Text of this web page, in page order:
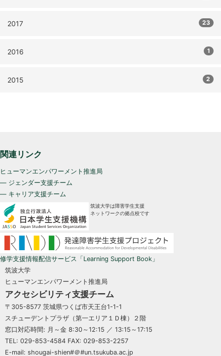
2017 23
2016 1
2015 2
関連リンク
ヒューマンエンパワーメント推進局
— ジェンダー支援チーム
— キャリア支援チーム
筑波大学は障害学生支援
ネットワークの拠点校です
修学支援情報配信サービス「Learning Support Book」
筑波大学
ヒューマンエンパワーメント推進局
アクセシビリティ支援チーム
〒305-8577 茨城県つくば市天王台1-1-1
スチューデントプラザ（第一エリア１Ｄ棟）２階
窓口対応時間: 月～金 8:30～12:15 ／ 13:15～17:15
TEL: 029-853-4584 FAX: 029-853-2257
E-mail: shougai-shien#＠#un.tsukuba.ac.jp